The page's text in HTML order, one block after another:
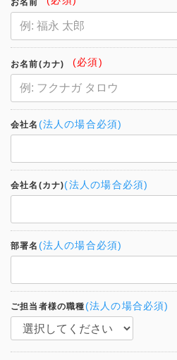
お名前
お名前(カナ) (必須)
会社名 (法人の場合必須)
会社名(カナ)(法人の場合必須)
部署名 (法人の場合必須)
ご担当者様の職種(法人の場合必須)